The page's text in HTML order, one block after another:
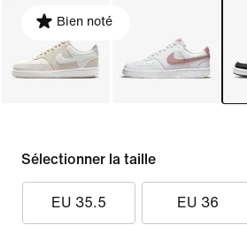
Bien noté
Sélectionner la taille
EU 35.5 EU 36